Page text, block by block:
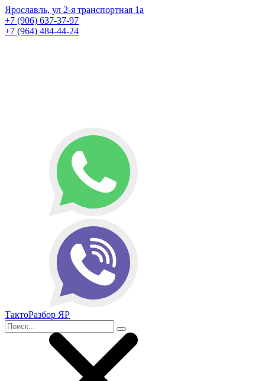
Ярославль, ул 2-я транспортная 1а
+7 (906) 637-37-97
+7 (964) 484-44-24
ТактоРазбор ЯР